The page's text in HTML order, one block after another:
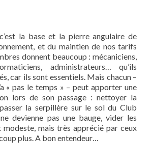
la base et la pierre angulaire de
et du maintien de nos tarifs
donnent beaucoup : mécaniciens,
administrateurs… qu’ils
car ils sont essentiels. Mais chacun –
« pas le temps » – peut apporter une
lors de son passage : nettoyer la
la serpillère sur le sol du Club
devienne pas une bauge, vider les
modeste, mais très apprécié par ceux
plus. A bon entendeur…